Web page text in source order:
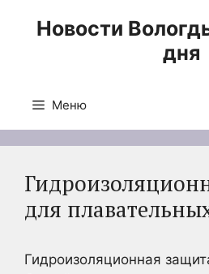
Новости
дня
Меню
для
Гидроизоляционная